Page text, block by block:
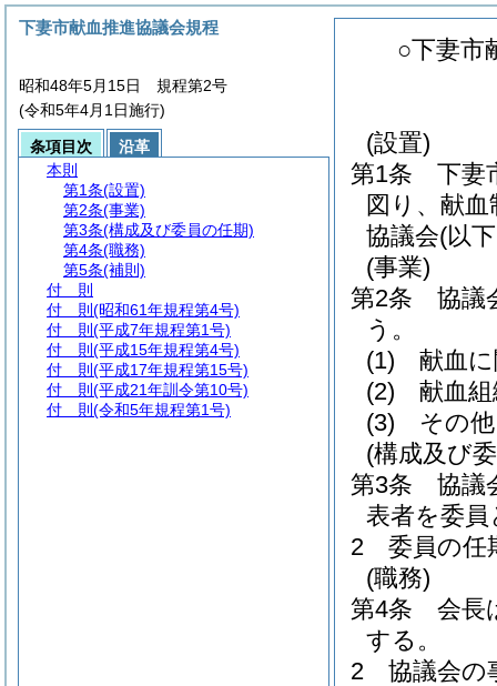
○下妻市
(設置)
第1条
下妻
図り、献
協議会(以
(事業)
第2条
協議
う。
(1)
献血
(2)
献血
(3)
その
(構成及び
第3条
協議
表者を委
2
委員の任
(職務)
第4条
会長
する。
2
協議会の
下妻市献血推進協議会規程
昭和48年5月15日 規程第2号
(令和5年4月1日施行)
条項目次
沿革
本則
第1条(設置)
第2条(事業)
第3条(構成及び委員の任期)
第4条(職務)
第5条(補則)
付 則
付 則 (昭和61年規程第4号)
付 則 (平成7年規程第1号)
付 則 (平成15年規程第4号)
付 則 (平成17年規程第15号)
付 則 (平成21年訓令第10号)
付 則 (令和5年規程第1号)